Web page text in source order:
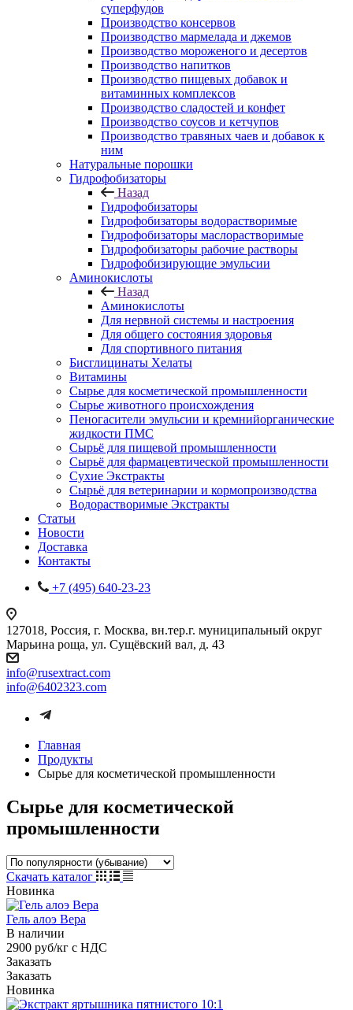
суперфудов
Производство консервов
Производство мармелада и джемов
Производство мороженого и десертов
Производство напитков
Производство пищевых добавок и
витаминных комплексов
Производство сладостей и конфет
Производство соусов и кетчупов
Производство травяных чаев и добавок к
ним
Натуральные порошки
Гидрофобизаторы
Назад
Гидрофобизаторы
Гидрофобизаторы водорастворимые
Гидрофобизаторы маслорастворимые
Гидрофобизаторы рабочие растворы
Гидрофобизирующие эмульсии
Аминокислоты
Назад
Аминокислоты
Для нервной системы и настроения
Для общего состояния здоровья
Для спортивного питания
Бисглицинаты Хелаты
Витамины
Сырье для косметической промышленности
Сырье животного происхождения
Пеногасители эмульсии и кремнийорганические
жидкости ПМС
Сырьё для пищевой промышленности
Сырьё для фармацевтической промышленности
Сухие Экстракты
Сырьё для ветеринарии и кормопроизводства
Водорастворимые Экстракты
Статьи
Новости
Доставка
Контакты
+7 (495) 640-23-23
127018, Россия, г. Москва, вн.тер.г. муниципальный округ
Марьина роща, ул. Сущёвский вал, д. 43
info@rusextract.com
info@6402323.com
Главная
Продукты
Сырье для косметической промышленности
Сырье для косметической
промышленности
Скачать каталог
Новинка
Гель алоэ Вера
В наличии
2900 руб/кг с НДС
Заказать
Заказать
Новинка